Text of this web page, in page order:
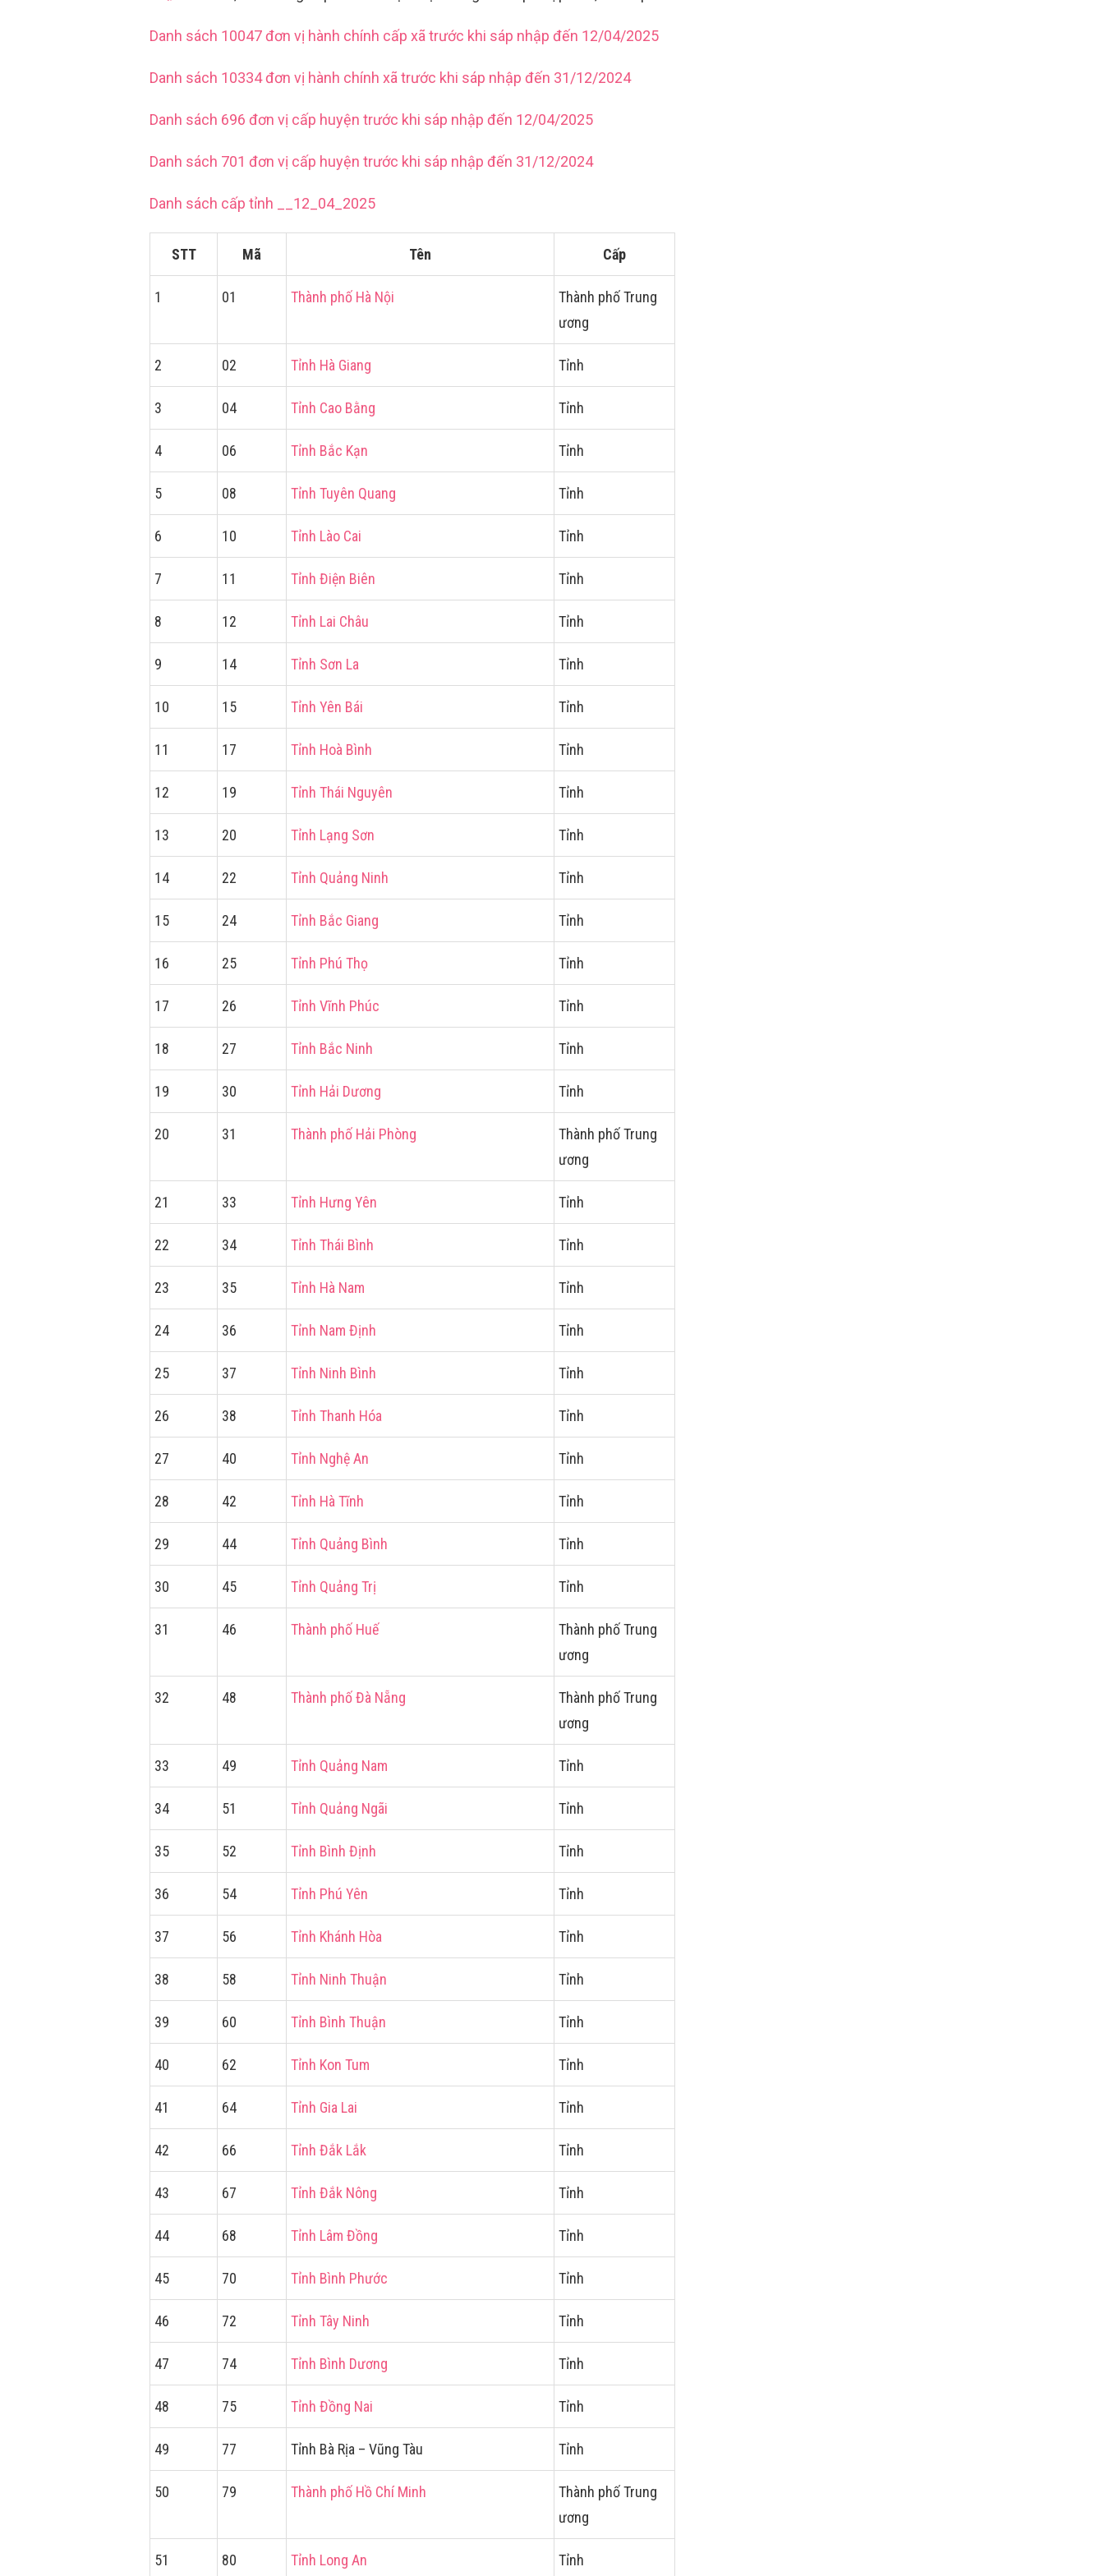
Danh sách 10047 đơn vị hành chính cấp xã trước khi sáp nhập đến 12/04/2025
Danh sách 10334 đơn vị hành chính xã trước khi sáp nhập đến 31/12/2024
Danh sách 696 đơn vị cấp huyện trước khi sáp nhập đến 12/04/2025
Danh sách 701 đơn vị cấp huyện trước khi sáp nhập đến 31/12/2024
Danh sách cấp tỉnh __12_04_2025
STT Mã Tên Cấp
1 01 Thành phố Hà Nội
Thành phố Trung
ương
2 02 Tỉnh Hà Giang Tỉnh
3 04 Tỉnh Cao Bằng Tỉnh
4 06 Tỉnh Bắc Kạn Tỉnh
5 08 Tỉnh Tuyên Quang Tỉnh
6 10 Tỉnh Lào Cai Tỉnh
7 11 Tỉnh Điện Biên Tỉnh
8 12 Tỉnh Lai Châu Tỉnh
9 14 Tỉnh Sơn La Tỉnh
10 15 Tỉnh Yên Bái Tỉnh
11 17 Tỉnh Hoà Bình Tỉnh
12 19 Tỉnh Thái Nguyên Tỉnh
13 20 Tỉnh Lạng Sơn Tỉnh
14 22 Tỉnh Quảng Ninh Tỉnh
15 24 Tỉnh Bắc Giang Tỉnh
16 25 Tỉnh Phú Thọ Tỉnh
17 26 Tỉnh Vĩnh Phúc Tỉnh
18 27 Tỉnh Bắc Ninh Tỉnh
19 30 Tỉnh Hải Dương Tỉnh
20 31 Thành phố Hải Phòng
Thành phố Trung
ương
21 33 Tỉnh Hưng Yên Tỉnh
22 34 Tỉnh Thái Bình Tỉnh
23 35 Tỉnh Hà Nam Tỉnh
24 36 Tỉnh Nam Định Tỉnh
25 37 Tỉnh Ninh Bình Tỉnh
26 38 Tỉnh Thanh Hóa Tỉnh
27 40 Tỉnh Nghệ An Tỉnh
28 42 Tỉnh Hà Tĩnh Tỉnh
29 44 Tỉnh Quảng Bình Tỉnh
30 45 Tỉnh Quảng Trị Tỉnh
31 46 Thành phố Huế
Thành phố Trung
ương
32 48 Thành phố Đà Nẵng
Thành phố Trung
ương
33 49 Tỉnh Quảng Nam Tỉnh
34 51 Tỉnh Quảng Ngãi Tỉnh
35 52 Tỉnh Bình Định Tỉnh
36 54 Tỉnh Phú Yên Tỉnh
37 56 Tỉnh Khánh Hòa Tỉnh
38 58 Tỉnh Ninh Thuận Tỉnh
39 60 Tỉnh Bình Thuận Tỉnh
40 62 Tỉnh Kon Tum Tỉnh
41 64 Tỉnh Gia Lai Tỉnh
42 66 Tỉnh Đắk Lắk Tỉnh
43 67 Tỉnh Đắk Nông Tỉnh
44 68 Tỉnh Lâm Đồng Tỉnh
45 70 Tỉnh Bình Phước Tỉnh
46 72 Tỉnh Tây Ninh Tỉnh
47 74 Tỉnh Bình Dương Tỉnh
48 75 Tỉnh Đồng Nai Tỉnh
49 77 Tỉnh Bà Rịa – Vũng Tàu Tỉnh
50 79 Thành phố Hồ Chí Minh
Thành phố Trung
ương
51 80 Tỉnh Long An Tỉnh